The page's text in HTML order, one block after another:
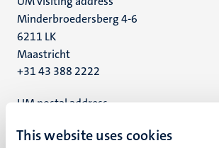
This website uses cookies
Minderbroedersberg 4-6
6211 LK
Maastricht
+31 43 388 2222
UM postal address
6200 MD